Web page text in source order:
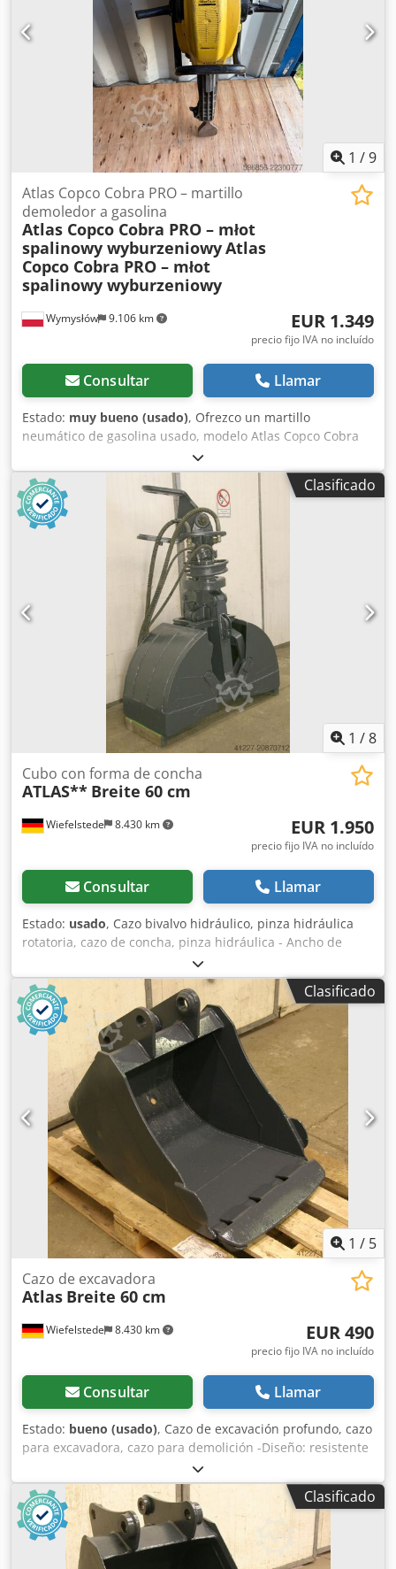
1 /9
Wymysłów 9.106 km
Atlas Copco Cobra PRO – martillo
demoledor a gasolina
Atlas Copco Cobra PRO – młot
spalinowy wyburzeniowyAtlas
Copco Cobra PRO – młot
spalinowy wyburzeniowy
EUR 1.349
precio fijo IVA no incluído
Consultar Llamar
Estado: muy bueno (usado), Ofrezco un martillo
neumático de gasolina usado, modelo Atlas Copco Cobra
PRO. El equipo es del año 2014 y fue fabricado en Suecia.
El modelo Cobra PRO es un martillo neumático profesional
diseñado para trabajos de construcción, carreteras y
demolición; no requiere alimentación eléctrica ni un
compresor, lo que lo hace ideal para trabajar en
exteriores. El estado visual es el que se muestra en las
fotos: presenta los signos normales de uso, con arañazos y
roces. Viene equipado con un cincel de trabajo.
Dkodpfxezkwdls Aazjr Datos: Fabricante: Atlas Copco
Modelo: Cobra PRO Año de fabricación: 2014 País de
fabricación: Suecia Motor: motor de gasolina de 2 tiempos
Aplicación: demolición de hormigón y asfalto, trabajos en
carreteras y excavaciones Diseño móvil: no requiere un
compresor ni alimentación de red.
Clasificado
1 /8
Wiefelstede 8.430 km
Cubo con forma de concha
ATLAS** Breite 60 cm
EUR 1.950
precio fijo IVA no incluído
Consultar Llamar
Estado: usado, Cazo bivalvo hidráulico, pinza hidráulica
rotatoria, cazo de concha, pinza hidráulica - Ancho de
cazos: 600 mm Dkjdpfsx R Sv Esx Aazor - Capacidad: 400 l -
Apertura máxima: 1400 mm - Completo: con servo de
rotación - Pasadores de acople: Ø 80 mm - Distancia entre
orejetas de acople: 340 mm - Peso: 700 kg
Clasificado
1 / 5
Wiefelstede 8.430 km
Cazo de excavadora
Atlas Breite 60 cm
EUR 490
precio fijo IVA no incluído
Consultar Llamar
Estado: bueno (usado), Cazo de excavación profundo, cazo
para excavadora, cazo para demolición -Diseño: resistente
-Ancho: 570 mm -Altura: 450 mm -Profundidad: 600 mm -
Distancia entre puntos de anclaje: 160 mm -Distancia
entre orificios: 220 mm -Diámetro del orificio: Ø 45 mm -
Corte prolongado -El sistema de anclaje del cazo puede
modificarse por un coste adicional -Peso propio: 130 kg
Djdpfx Asb A I Ineazskr
Clasificado